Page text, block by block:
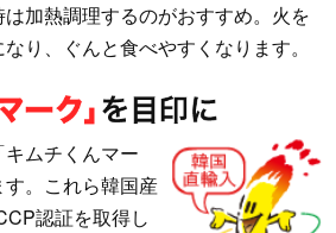
加熱調理するのがおすすめ。火を
り、ぐんと食べやすくなります。
ムチくんマー
。これら韓国産
認証を取得し